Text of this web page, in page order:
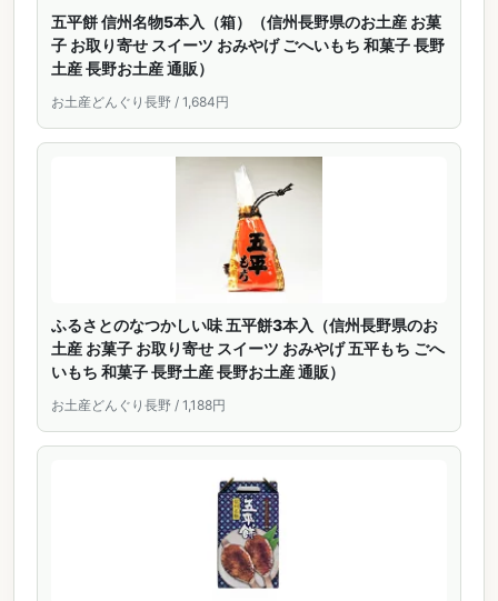
五平餅 信州名物5本入（箱）（信州長野県のお土産 お菓
子 お取り寄せ スイーツ おみやげ ごへいもち 和菓子 長野
土産 長野お土産 通販）
お土産どんぐり長野 / 1,684円
ふるさとのなつかしい味 五平餅3本入（信州長野県のお
土産 お菓子 お取り寄せ スイーツ おみやげ 五平もち ごへ
いもち 和菓子 長野土産 長野お土産 通販）
お土産どんぐり長野 / 1,188円